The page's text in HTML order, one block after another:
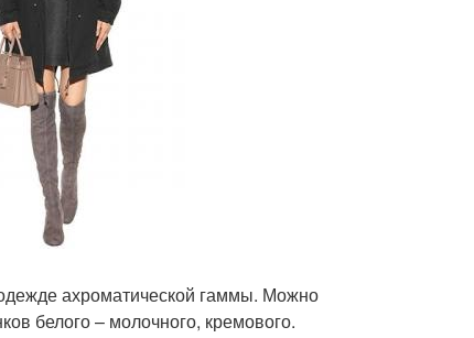
ахроматической гаммы. Можно
белого – молочного, кремового.